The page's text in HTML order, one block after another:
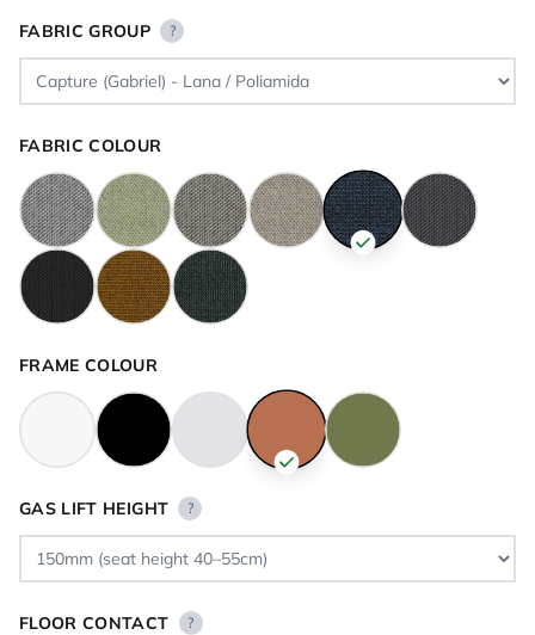
FABRIC GROUP ?
FABRIC COLOUR
FRAME COLOUR
GAS LIFT HEIGHT ?
FLOOR CONTACT ?